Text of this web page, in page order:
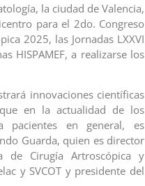
la ciudad de Valencia,
para el 2do. Congreso
2025, las Jornadas LXXVI
HISPAMEF, a realizarse los
innovaciones científicas
en la actualidad de los
pacientes en general, es
Guarda, quien es director
de Cirugía Artroscópica y
y SVCOT y presidente del